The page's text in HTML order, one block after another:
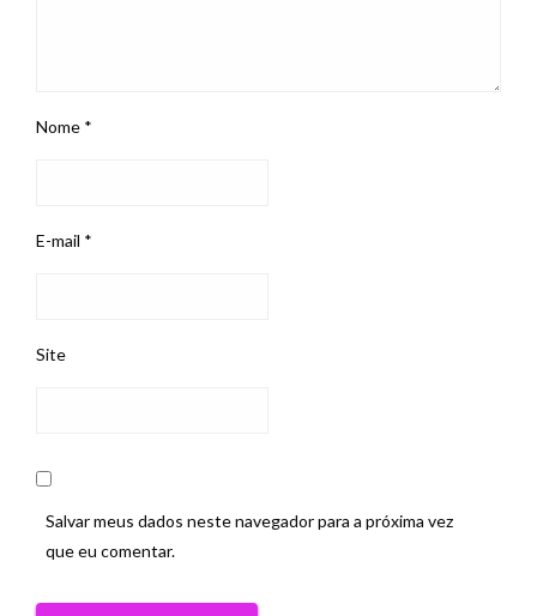
Nome *
E-mail *
Site
Salvar meus dados neste navegador para a próxima vez
que eu comentar.